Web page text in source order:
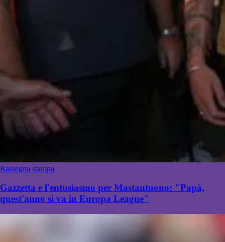
Rassegna stampa
Gazzetta e l'entusiasmo per Mastantuono: "Papà,
quest'anno si va in Europa League"